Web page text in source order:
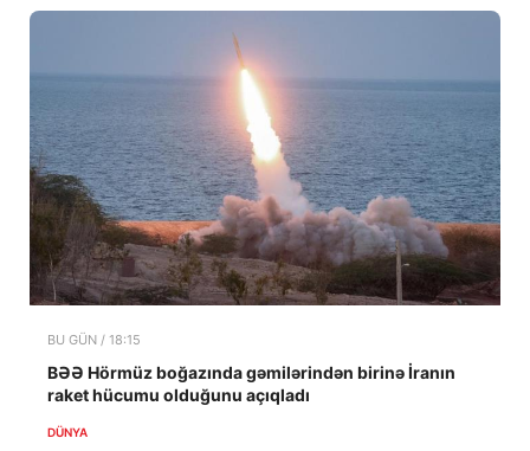
BU GÜN / 18:15
BƏƏ Hörmüz boğazında gəmilərindən birinə İranın
raket hücumu olduğunu açıqladı
DÜNYA